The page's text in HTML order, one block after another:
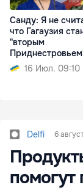
Санду: Я не
что Гагаузия
"вторым
16 Июл. 09:10
Delfi 6